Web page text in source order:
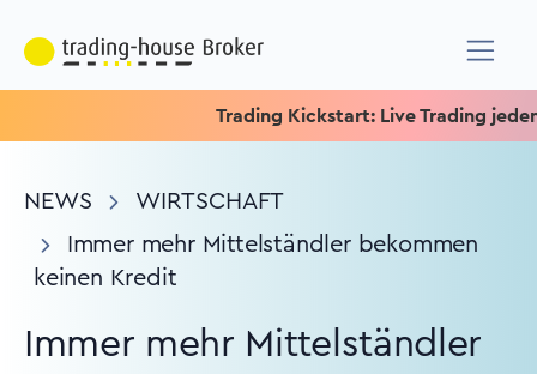
Trading Kickstart: Live Trading jeden
NEWS
WIRTSCHAFT
Immer mehr Mittelständler bekommen
keinen Kredit
Immer mehr Mittelständler